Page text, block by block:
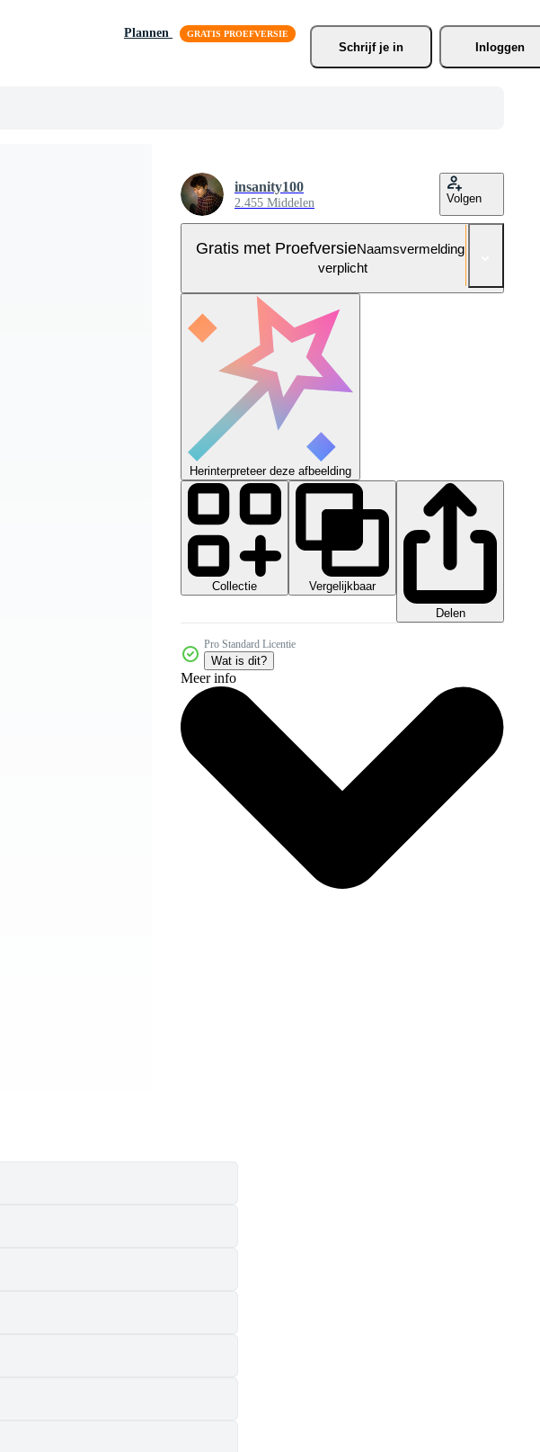
Plannen
Schrijf je in Inloggen
insanity100
2.455 Middelen Volgen
Gratis met ProefversieNaamsvermelding niet
verplicht
Herinterpreteer deze afbeelding
Collectie
Vergelijkbaar
Delen
Pro Standard Licentie
Wat is dit?
Meer info